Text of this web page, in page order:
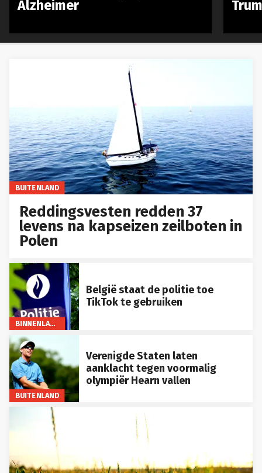
BUITENLAND
Reddingsvesten redden 37
levens na kapseizen zeilboten in
Polen
BINNENLAND
België staat de politie toe
TikTok te gebruiken
BUITENLAND
Verenigde Staten laten
aanklacht tegen voormalig
olympiër Hearn vallen
Alzheimer